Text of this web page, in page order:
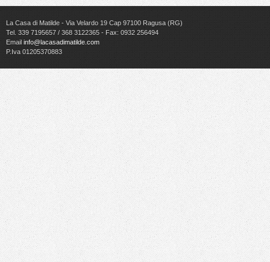
La Casa di Matilde - Via Velardo 19 Cap 97100 Ragusa (RG)
Tel. 339 7195657 / 368 3122365 - Fax: 0932 256494
Email info@lacasadimatilde.com
P.Iva 01205370883